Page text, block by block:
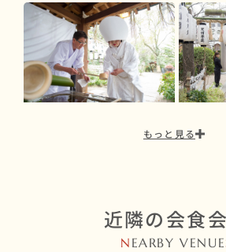
もっと見る
近隣の会食
N EARBY VENUE